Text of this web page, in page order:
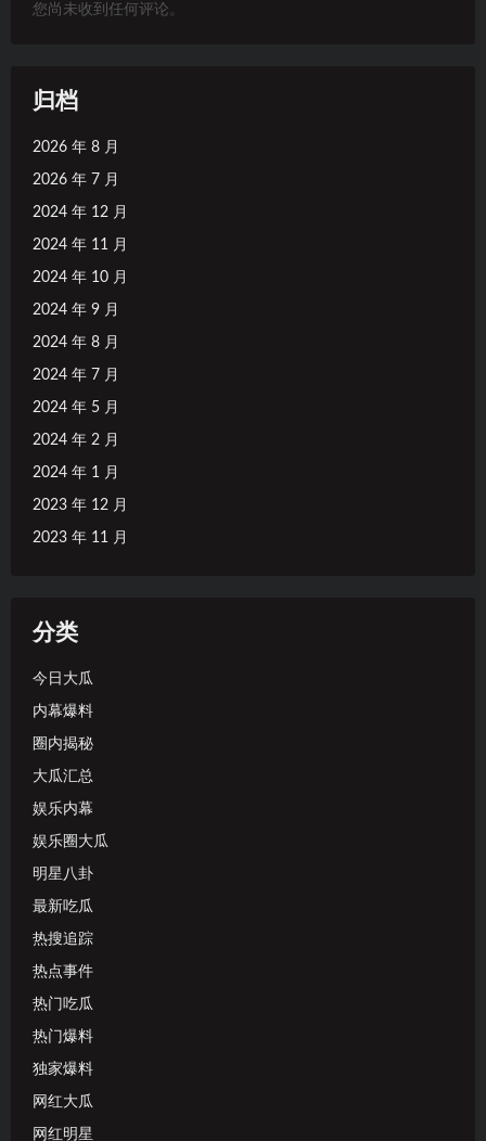
您尚未收到任何评论。
归档
2026 年 8 月
2026 年 7 月
2024 年 12 月
2024 年 11 月
2024 年 10 月
2024 年 9 月
2024 年 8 月
2024 年 7 月
2024 年 5 月
2024 年 2 月
2024 年 1 月
2023 年 12 月
2023 年 11 月
分类
今日大瓜
内幕爆料
圈内揭秘
大瓜汇总
娱乐内幕
娱乐圈大瓜
明星八卦
最新吃瓜
热搜追踪
热点事件
热门吃瓜
热门爆料
独家爆料
网红大瓜
网红明星